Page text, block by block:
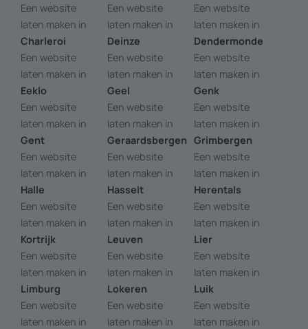
Een website
laten maken in
Charleroi
Een website
laten maken in
Deinze
Een website
laten maken in
Dendermonde
Een website
laten maken in
Eeklo
Een website
laten maken in
Geel
Een website
laten maken in
Genk
Een website
laten maken in
Gent
Een website
laten maken in
Geraardsbergen
Een website
laten maken in
Grimbergen
Een website
laten maken in
Halle
Een website
laten maken in
Hasselt
Een website
laten maken in
Herentals
Een website
laten maken in
Kortrijk
Een website
laten maken in
Leuven
Een website
laten maken in
Lier
Een website
laten maken in
Limburg
Een website
laten maken in
Lokeren
Een website
laten maken in
Luik
Een website
laten maken in
Een website
laten maken in
Een website
laten maken in